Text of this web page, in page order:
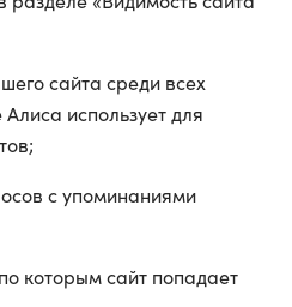
сайта среди всех
использует для
с упоминаниями
которым сайт попадает